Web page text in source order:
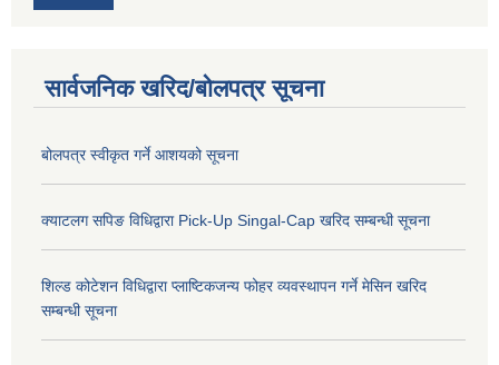
सार्वजनिक खरिद/बोलपत्र सूचना
बोलपत्र स्वीकृत गर्ने आशयको सूचना
क्याटलग सपिङ विधिद्वारा Pick-Up Singal-Cap खरिद सम्बन्धी सूचना
शिल्ड कोटेशन विधिद्वारा प्लाष्टिकजन्य फोहर व्यवस्थापन गर्ने मेसिन खरिद
सम्बन्धी सूचना